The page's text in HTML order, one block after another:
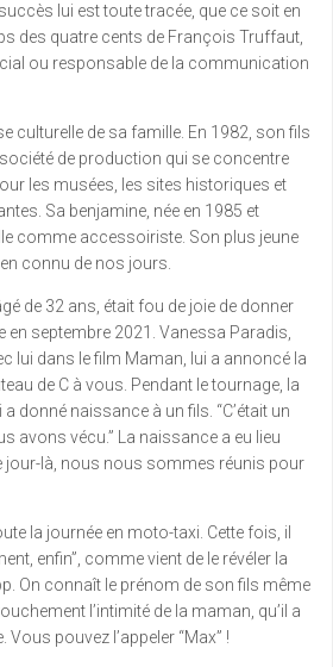
lui est toute tracée, que ce soit en
des quatre cents de François Truffaut,
ou responsable de la communication
culturelle de sa famille. En 1982, son fils
de production qui se concentre
les musées, les sites historiques et
Sa benjamine, née en 1985 et
comme accessoiriste. Son plus jeune
connu de nos jours.
de 32 ans, était fou de joie de donner
en septembre 2021. Vanessa Paradis,
lui dans le film Maman, lui a annoncé la
de C à vous. Pendant le tournage, la
donné naissance à un fils. “C’était un
avons vécu.” La naissance a eu lieu
jour-là, nous nous sommes réunis pour
la journée en moto-taxi. Cette fois, il
enfin”, comme vient de le révéler la
On connaît le prénom de son fils même
l’intimité de la maman, qu’il a
Vous pouvez l’appeler “Max” !